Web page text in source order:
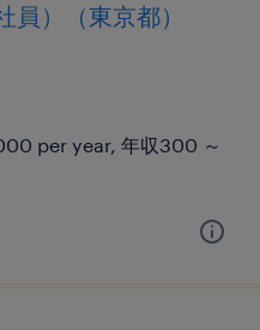
員）（東京都）
per year, 年収300 ～